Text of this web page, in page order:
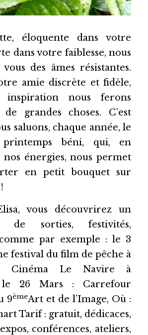
éloquente dans votre
dans votre faiblesse, nous
des âmes résistantes.
amie discrète et fidèle,
inspiration nous ferons
grandes choses. C’est
saluons, chaque année, le
béni, qui, en
énergies, nous permet
en petit bouquet sur
vous découvrirez un
de sorties, festivités,
par exemple : le 3
festival du film de pêche à
Cinéma Le Navire à
le 26 Mars : Carrefour
9èmeArt et de l’Image, Où :
Tarif : gratuit, dédicaces,
conférences, ateliers,